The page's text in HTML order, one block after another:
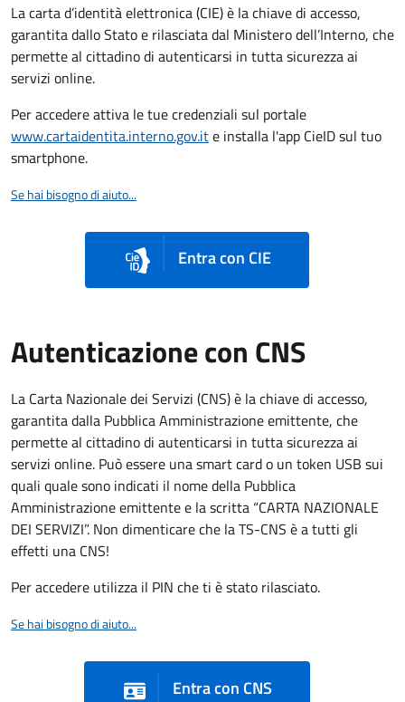
La carta d’identità elettronica (CIE) è la chiave di accesso,
garantita dallo Stato e rilasciata dal Ministero dell’Interno, che
permette al cittadino di autenticarsi in tutta sicurezza ai
servizi online.
Per accedere attiva le tue credenziali sul portale
www.cartaidentita.interno.gov.ite installa l'app CieID sul tuo
smartphone.
Se hai bisogno di aiuto...
Entra con CIE
Autenticazione con CNS
La Carta Nazionale dei Servizi (CNS) è la chiave di accesso,
garantita dalla Pubblica Amministrazione emittente, che
permette al cittadino di autenticarsi in tutta sicurezza ai
servizi online. Può essere una smart card o un token USB sui
quali quale sono indicati il nome della Pubblica
Amministrazione emittente e la scritta “CARTA NAZIONALE
DEI SERVIZI”. Non dimenticare che la TS-CNS è a tutti gli
effetti una CNS!
Per accedere utilizza il PIN che ti è stato rilasciato.
Se hai bisogno di aiuto...
Entra con CNS